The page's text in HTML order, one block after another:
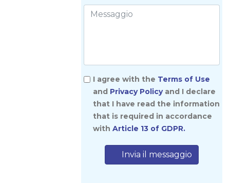
I agree with the Terms of Use
and Privacy Policyand I declare
that I have read the information
that is required in accordance
with Article 13 of GDPR.
Invia il messaggio